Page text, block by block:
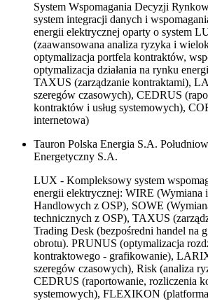
System Wspomagania Decyzji
system integracji danych i
energii elektrycznej oparty o system
(zaawansowana analiza ryzyka i
optymalizacja portfela kontraktów,
optymalizacja działania na rynku
TAXUS (zarządzanie kontraktami),
szeregów czasowych), CEDRUS
kontraktów i usług systemowych),
internetowa)
Tauron Polska Energia S.A.
Energetyczny S.A.
LUX - Kompleksowy system
energii elektrycznej: WIRE (Wymiana
Handlowych z OSP), SOWE
technicznych z OSP), TAXUS
Trading Desk (bezpośredni handel na
obrotu). PRUNUS (optymalizacja
kontraktowego - grafikowanie),
szeregów czasowych), Risk (analiza
CEDRUS (raportowanie, rozliczenia
systemowych), FLEXIKON